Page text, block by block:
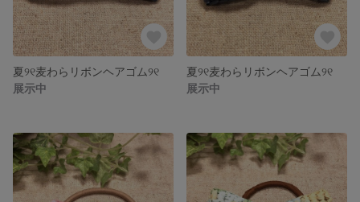
夏୨୧麦わらリボンヘアゴム୨୧
展示中
夏୨୧麦わらリボンヘアゴム୨୧
展示中